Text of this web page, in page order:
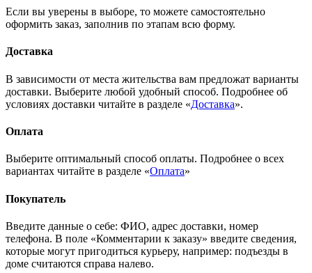
Если вы уверены в выборе, то можете самостоятельно
оформить заказ, заполнив по этапам всю форму.
Доставка
В зависимости от места жительства вам предложат варианты
доставки. Выберите любой удобный способ. Подробнее об
условиях доставки читайте в разделе «Доставка».
Оплата
Выберите оптимальный способ оплаты. Подробнее о всех
вариантах читайте в разделе «Оплата»
Покупатель
Введите данные о себе: ФИО, адрес доставки, номер
телефона. В поле «Комментарии к заказу» введите сведения,
которые могут пригодиться курьеру, например: подъезды в
доме считаются справа налево.